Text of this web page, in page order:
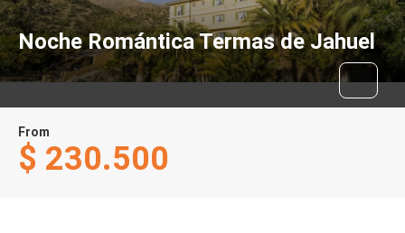
Noche Romántica Termas de Jahuel
From
$ 230.500